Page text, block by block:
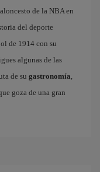
de la NBA en
del deporte
de 1914 con su
algunas de las
de su gastronomía,
goza de una gran